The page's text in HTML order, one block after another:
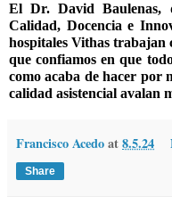
ElDr. David Baulenas,
Calidad, Docencia e
hospitales Vithas
que confiamos en que
como acaba de hacer por
calidad asistencial avalan
Francisco Acedoat8.5.24
Share